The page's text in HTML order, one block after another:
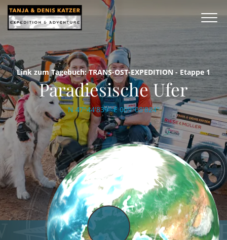
Link zum Tagebuch: TRANS-OST-EXPEDITION - Etappe 1
Paradiesische Ufer
N 47°44'839'' E 009°08'824''